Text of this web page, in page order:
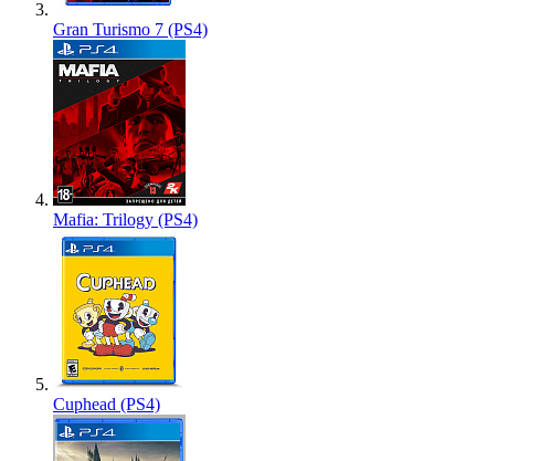
Gran Turismo 7 (PS4)
Mafia: Trilogy (PS4)
Cuphead (PS4)